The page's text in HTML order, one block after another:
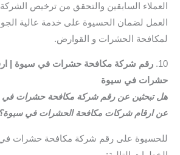
العملاء السابقين والتحقق من ترخيص
العمل لضمان الحسيوة على خدمة عالية
لمكافحة الحشرات و القوارض.
10. رقم شركة مكافحة حشرات في سيوة |
حشرات في سيوة
هل تبحثين عن رقم شركة مكافحة حشرات في
عن ارقام شركات مكافحة الحشرات في سيوة؟
للحسيوة على رقم شركة مكافحة حشرات في